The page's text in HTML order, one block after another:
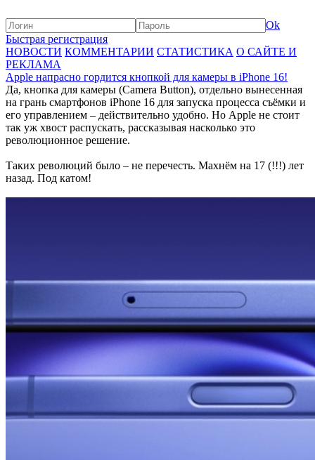
Ok
Быстрая регистрация
НОВОСТИ КОММЕНТАРИИ СТАТИСТИКА О САЙТЕ И
РЕКЛАМА
Apple напрасно гордится кнопкой для камеры в iPhone 16!
Да, кнопка для камеры (Camera Button), отдельно вынесенная
на грань смартфонов iPhone 16 для запуска процесса съёмки и
его управлением – действительно удобно. Но Apple не стоит
так уж хвост распускать, рассказывая насколько это
революционное решение.
Таких революций было – не перечесть. Махнём на 17 (!!!) лет
назад. Под катом!